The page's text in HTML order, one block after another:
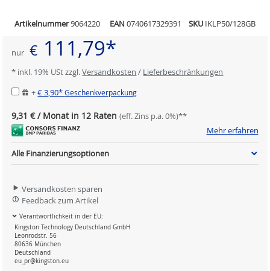
Artikelnummer9064220 EAN 0740617329391 SKU IKLP50/128GB
nur € 111,79*
* inkl. 19% USt zzgl.Versandkosten / Lieferbeschränkungen
+€ 3,90*Geschenkverpackung
9,31 € / Monat in 12 Raten (eff. Zins p.a. 0%)**
Mehr erfahren
Alle Finanzierungsoptionen
Versandkosten sparen
Feedback zum Artikel
Verantwortlichkeit in der EU:
Kingston Technology Deutschland GmbH
Leonrodstr. 56
80636 München
Deutschland
eu_pr@kingston.eu